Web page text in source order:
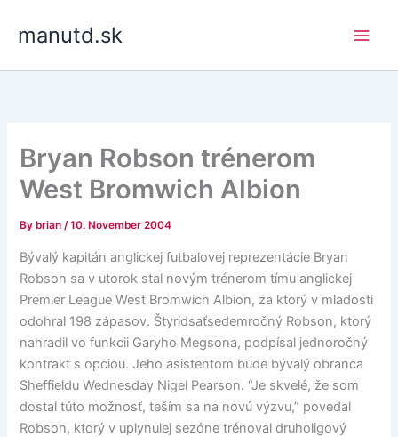
manutd.sk
Bryan Robson trénerom
West Bromwich Albion
By brian/10. November 2004
Bývalý kapitán anglickej futbalovej reprezentácie Bryan
Robson sa v utorok stal novým trénerom tímu anglickej
Premier League West Bromwich Albion, za ktorý v mladosti
odohral 198 zápasov. Štyridsaťsedemročný Robson, ktorý
nahradil vo funkcii Garyho Megsona, podpísal jednoročný
kontrakt s opciou. Jeho asistentom bude bývalý obranca
Sheffieldu Wednesday Nigel Pearson. “Je skvelé, že som
dostal túto možnosť, teším sa na novú výzvu,” povedal
Robson, ktorý v uplynulej sezóne trénoval druholigový